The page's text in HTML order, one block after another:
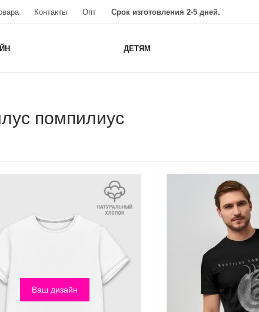
Контакты Опт Срок изготовления 2-5 дней.
ДЕТЯМ
помпилиус
Ваш дизайн